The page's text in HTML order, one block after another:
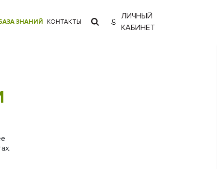
ЗНАНИЙ КОНТАКТЫ
ЛИЧНЫЙ
КАБИНЕТ